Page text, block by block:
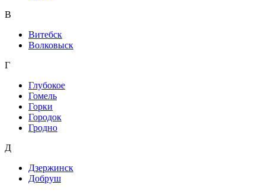
В
Витебск
Волковыск
Г
Глубокое
Гомель
Горки
Городок
Гродно
Д
Дзержинск
Добруш